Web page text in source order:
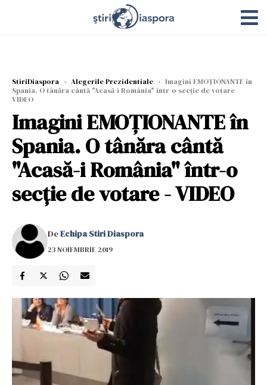
StiriDiaspora › Alegerile Prezidentiale › Imagini EMOȚIONANTE în
Spania. O tânăra cântă "Acasă-i România" într-o secție de votare -
VIDEO
Imagini EMOȚIONANTE în
Spania. O tânăra cântă
"Acasă-i România" într-o
secție de votare - VIDEO
DeEchipa Stiri Diaspora
23 NOIEMBRIE 2019